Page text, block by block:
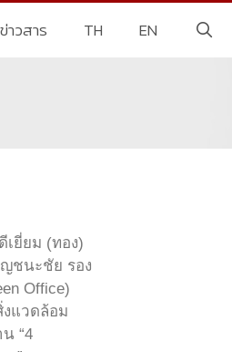
ข่าวสาร TH EN
เยี่ยม (ทอง)
ญชนะชัย รอง
Office)
แวดล้อม
“4